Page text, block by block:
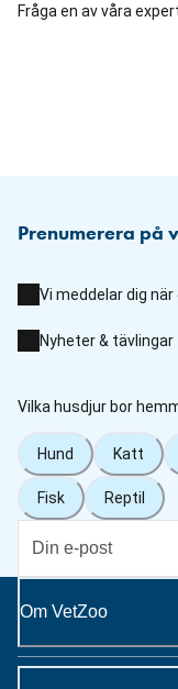
Fråga en av våra
Prenumerera på
Vi meddelar dig
Nyheter & tävlingar
Vilka husdjur bor
Hund Katt
Fisk Reptil
Om VetZoo